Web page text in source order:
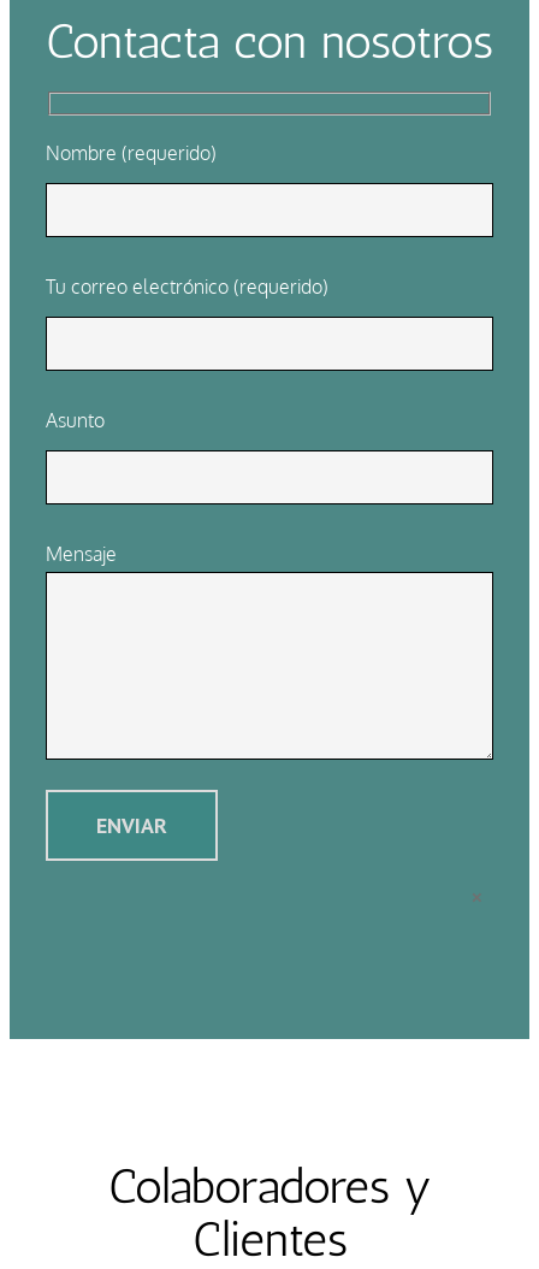
Contacta con nosotros
Nombre (requerido)
Tu correo electrónico (requerido)
Asunto
Mensaje
×
Colaboradores y
Clientes